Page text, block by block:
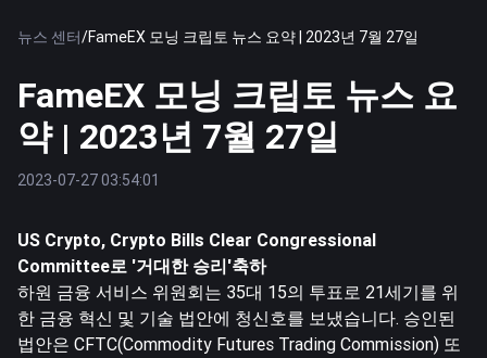
뉴스 센터/FameEX 모닝 크립토 뉴스 요약 | 2023년 7월 27일
FameEX 모닝 크립토 뉴스 요
약 | 2023년 7월 27일
2023-07-27 03:54:01
US Crypto, Crypto Bills Clear Congressional
Committee로 '거대한 승리'축하
하원 금융 서비스 위원회는 35대 15의 투표로 21세기를 위
한 금융 혁신 및 기술 법안에 청신호를 보냈습니다. 승인된
법안은 CFTC(Commodity Futures Trading Commission) 또